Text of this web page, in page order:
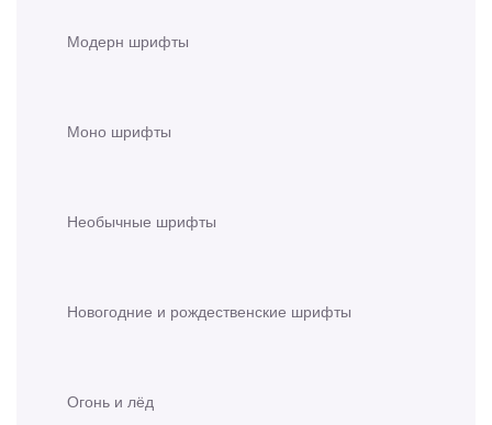
Модерн шрифты
Моно шрифты
Необычные шрифты
Новогодние и рождественские шрифты
Огонь и лёд